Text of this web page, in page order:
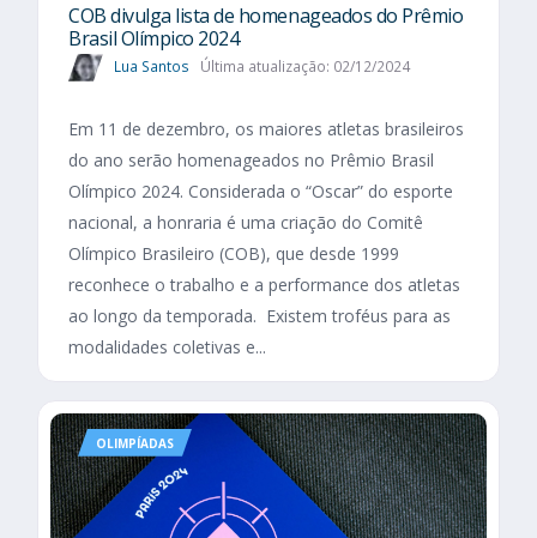
COB divulga lista de homenageados do Prêmio
Brasil Olímpico 2024
Lua Santos Última atualização: 02/12/2024
Em 11 de dezembro, os maiores atletas brasileiros
do ano serão homenageados no Prêmio Brasil
Olímpico 2024. Considerada o “Oscar” do esporte
nacional, a honraria é uma criação do Comitê
Olímpico Brasileiro (COB), que desde 1999
reconhece o trabalho e a performance dos atletas
ao longo da temporada. Existem troféus para as
modalidades coletivas e...
OLIMPÍADAS